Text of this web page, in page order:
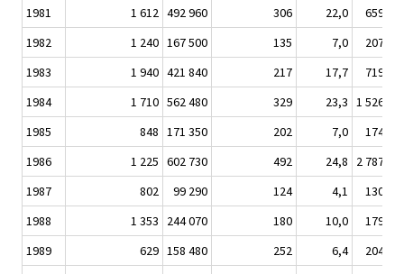
1981
1 612 492 960 306 22,0
659
1982
1 240 167 500 135 7,0
207
1983
1 940 421 840 217 17,7
719
1984
1 710 562 480 329 23,3 1 526
1985
848 171 350 202 7,0
174
1986
1 225 602 730 492 24,8
2 787
1987
802 99 290 124 4,1
130
1988
1 353 244 070 180 10,0
179
1989
629 158 480 252 6,4
204